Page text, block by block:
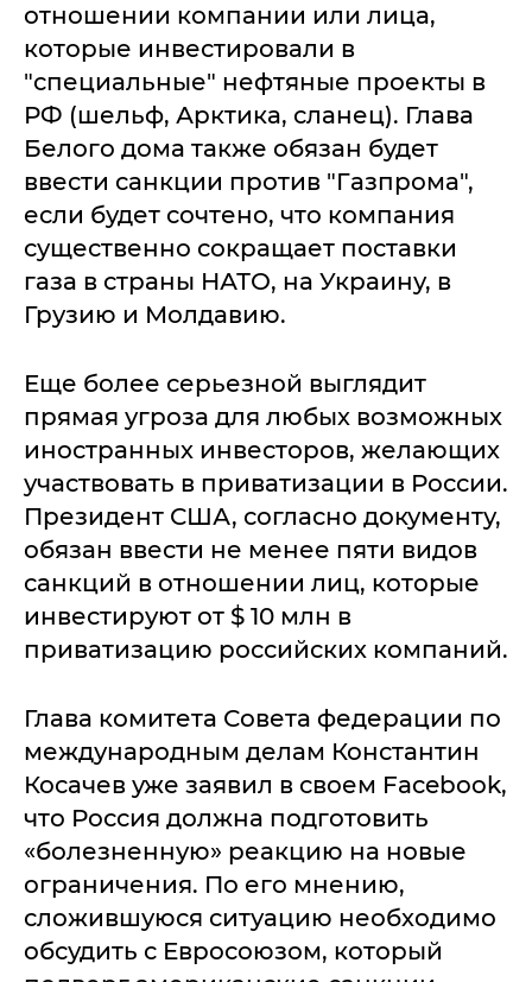
отношении компании или лица,
которые инвестировали в
"специальные" нефтяные проекты в
РФ (шельф, Арктика, сланец). Глава
Белого дома также обязан будет
ввести санкции против "Газпрома",
если будет сочтено, что компания
существенно сокращает поставки
газа в страны НАТО, на Украину, в
Грузию и Молдавию.
Еще более серьезной выглядит
прямая угроза для любых возможных
иностранных инвесторов, желающих
участвовать в приватизации в России.
Президент США, согласно документу,
обязан ввести не менее пяти видов
санкций в отношении лиц, которые
инвестируют от $ 10 млн в
приватизацию российских компаний.
Глава комитета Совета федерации по
международным делам Константин
Косачев уже заявил в своем Facebook,
что Россия должна подготовить
«болезненную» реакцию на новые
ограничения. По его мнению,
сложившуюся ситуацию необходимо
обсудить с Евросоюзом, который